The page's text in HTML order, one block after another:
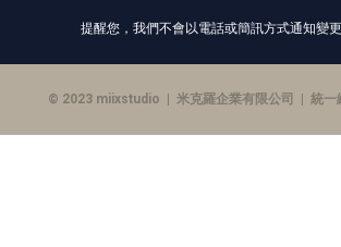
提醒您，我們不會以電話或簡訊方式通知變更
© 2023 miixstudio | 米克羅企業有限公司 | 統一